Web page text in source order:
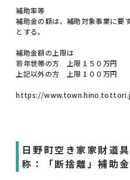
補助率等
補助金の額は、補助対象事業に要
とする。
補助金額の上限は
若年世帯の方 上限１５０万円
上記以外の方 上限１００万円
https://
日野町空き家家財道
称：「断捨離」補助金